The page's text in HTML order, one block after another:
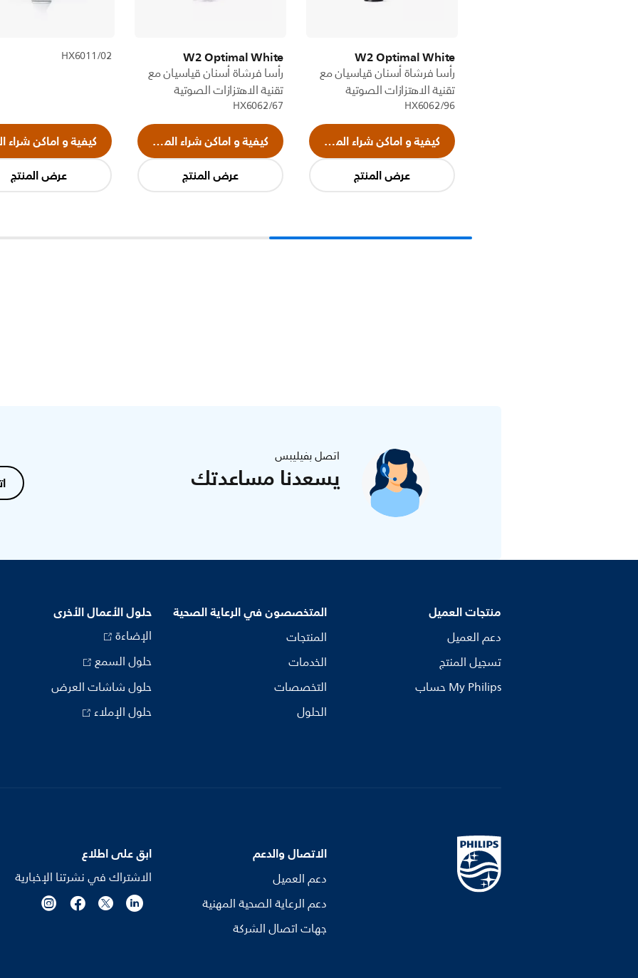
W2 Optimal White
رأسا فرشاة أسنان قياسيان مع
تقنية الاهتزازات الصوتية
HX6062/96
كيفية و اماكن شراء المنتج
عرض المنتج
W2 Optimal White
رأسا فرشاة أسنان قياسيان مع
تقنية الاهتزازات الصوتية
HX6062/67
كيفية و اماكن شراء المنتج
عرض المنتج
HX6011/02
كيفية و اماكن شراء
عرض المنتج
اتصل بفيليبس
يسعدنا مساعدتك
منتجات العميل
دعم العميل
تسجيل المنتج
My Philips حساب
المتخصصون في الرعاية الصحية
المنتجات
الخدمات
التخصصات
الحلول
حلول الأعمال الأخرى
الإضاءة
حلول السمع
حلول شاشات العرض
حلول الإملاء
الاتصال والدعم
دعم العميل
دعم الرعاية الصحية المهنية
جهات اتصال الشركة
ابق على اطلاع
الاشتراك في نشرتنا الإخبارية